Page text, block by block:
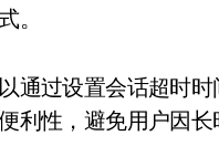
。
通过设置会话超时
利性，避免用户因长